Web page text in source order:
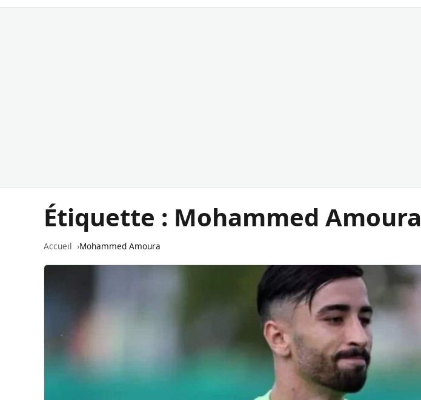
Étiquette : Mohammed Amoura
Accueil Mohammed Amoura